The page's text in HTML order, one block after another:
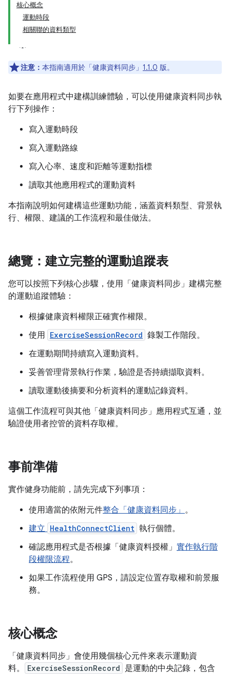
核心概念
運動時段
相關聯的資料類型
注意： 本指南適用於「健康資料同步」 1.1.0 版。
如要在應用程式中建構訓練體驗，可以使用健康資料同步執
行下列操作：
寫入運動時段
寫入運動路線
寫入心率、速度和距離等運動指標
讀取其他應用程式的運動資料
本指南說明如何建構這些運動功能，涵蓋資料類型、背景執
行、權限、建議的工作流程和最佳做法。
總覽：建立完整的運動追蹤表
您可以按照下列核心步驟，使用「健康資料同步」建構完整
的運動追蹤體驗：
根據健康資料權限正確實作權限。
使用 ExerciseSessionRecord 錄製工作階段。
在運動期間持續寫入運動資料。
妥善管理背景執行作業，驗證是否持續擷取資料。
讀取運動後摘要和分析資料的運動記錄資料。
這個工作流程可與其他「健康資料同步」應用程式互通，並
驗證使用者控管的資料存取權。
事前準備
實作健身功能前，請先完成下列事項：
使用適當的依附元件整合「健康資料同步」 。
建立 HealthConnectClient 執行個體。
確認應用程式是否根據「健康資料授權」 實作執行階
段權限流程。
如果工作流程使用 GPS，請設定位置存取權和前景服
務。
核心概念
「健康資料同步」會使用幾個核心元件來表示運動資
料。
ExerciseSessionRecord 是運動的中央記錄，包含